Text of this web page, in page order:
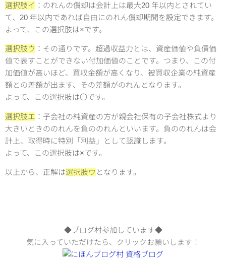
選択肢イ ：のれんの償却は会計上は最大20 年以内とされてい
て、20 年以内であれば自由にのれん償却期間を設定できます。
よって、この選択肢は×です。
選択肢ウ ：その通りです。超過収益力とは、資産価値や負債価
値で表すことができない付加価値のことです。つまり、この付
加価値が高いほど、買収金額が高くなり、被買収企業の純資産
額との差額が出ます、その差額がのれんとなります。
よって、この選択肢は〇です。
選択肢エ ：子会社の純資産の方が親会社保有の子会社株式より
大きいときののれんを負ののれんといいます。負ののれんは会
計上、取得時に特別「利益」として認識します。
よって、この選択肢は×です。
以上から、正解は選択肢ウ となります。
◆ブログ村参加しています◆
気に入っていただけたら、クリックお願いします！